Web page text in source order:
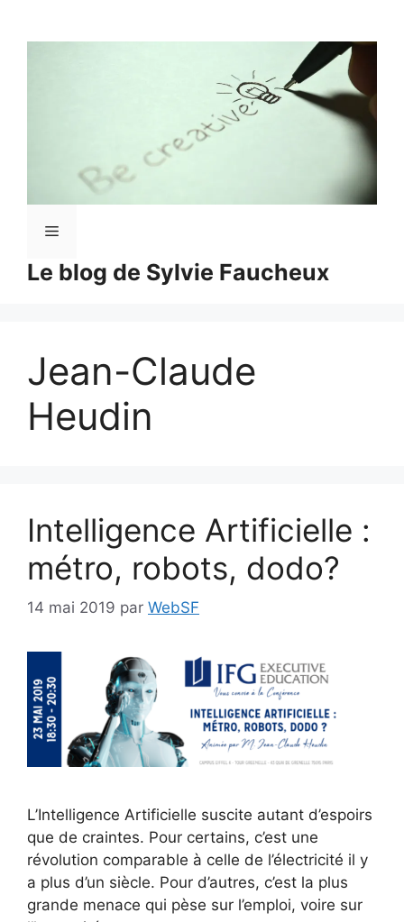
Le blog de Sylvie Faucheux
Menu
Jean-Claude
Heudin
Intelligence Artificielle :
métro, robots, dodo?
14 mai 2019 par WebSF
L’Intelligence Artificielle suscite autant d’espoirs
que de craintes. Pour certains, c’est une
révolution comparable à celle de l’électricité il y
a plus d’un siècle. Pour d’autres, c’est la plus
grande menace qui pèse sur l’emploi, voire sur